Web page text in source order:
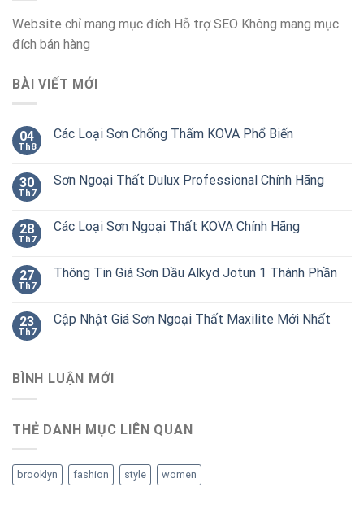
Website chỉ mang mục đích Hỗ trợ SEO Không mang mục
đích bán hàng
BÀI VIẾT MỚI
04
Th8
Các Loại Sơn Chống Thấm KOVA Phổ Biến
30
Th7
Sơn Ngoại Thất Dulux Professional Chính Hãng
28
Th7
Các Loại Sơn Ngoại Thất KOVA Chính Hãng
27
Th7
Thông Tin Giá Sơn Dầu Alkyd Jotun 1 Thành Phần
23
Th7
Cập Nhật Giá Sơn Ngoại Thất Maxilite Mới Nhất
BÌNH LUẬN MỚI
THẺ DANH MỤC LIÊN QUAN
brooklyn fashion style women